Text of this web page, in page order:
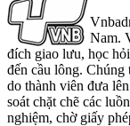
Nam.
đích giao lưu, học
đến cầu lông. Chúng
do thành viên đưa
soát chặt chẽ các
nghiệm, chờ giấy